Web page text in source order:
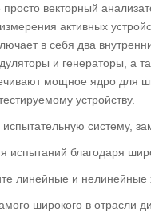
векторный
активных
в себя два
и генераторы, а
мощное ядро ​​для
устройству.
систему,
испытаний благодаря
линейные и нелинейные
широкого в отрасли